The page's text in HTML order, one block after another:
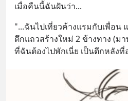
เมื่อคืนนี้ฉันฝันว่า...
"...ฉันไปเที่ยวค้างแรมกับเพื่อ
ตึกแถวสร้างใหม่ 2 ข้างทาง (ม
ที่ฉันต้องไปพักเนี่ย เป็นตึกหลังที่